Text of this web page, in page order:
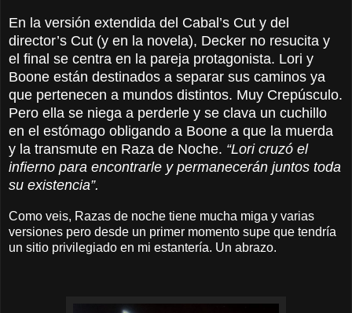
En la versión extendida del Cabal’s Cut y del
director’s Cut (y en la novela), Decker no resucita y
el final se centra en la pareja protagonista. Lori y
Boone están destinados a separar sus caminos ya
que pertenecen a mundos distintos. Muy Crepúsculo.
Pero ella se niega a perderle y se clava un cuchillo
en el estómago obligando a Boone a que la muerda
y la transmute en Raza de Noche. “Lori cruzó el
infierno para encontrarle y permanecerán juntos toda
su existencia”.
Como veis, Razas de noche tiene mucha miga y varias
versiones pero desde un primer momento supe que tendría
un sitio privilegiado en mi estantería. Un abrazo.